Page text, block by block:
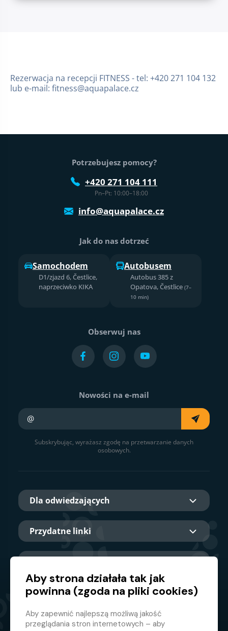
Rezerwacja na recepcji FITNESS - tel: +420 271 104 132
lub e-mail: fitness@aquapalace.cz
Stopka strony
Potrzebujesz pomocy?
+420 271 104 111
Pn–Pt: 10:00–18:00
info@aquapalace.cz
Jak do nas dotrzeć
Samochodem
D1/zjazd 6, Čestlice,
naprzeciwko KIKA
Autobusem
Autobus 385 z
Opatova, Čestlice (7–
10 min)
Obserwuj nas
Nowości na e-mail
Subskrybując, wyrażasz zgodę na przetwarzanie danych
osobowych.
Dla odwiedzających
Przydatne linki
Główny partner
Aby strona działała tak jak
powinna (zgoda na pliki cookies)
Aby zapewnić najlepszą możliwą jakość
przeglądania stron internetowych – aby